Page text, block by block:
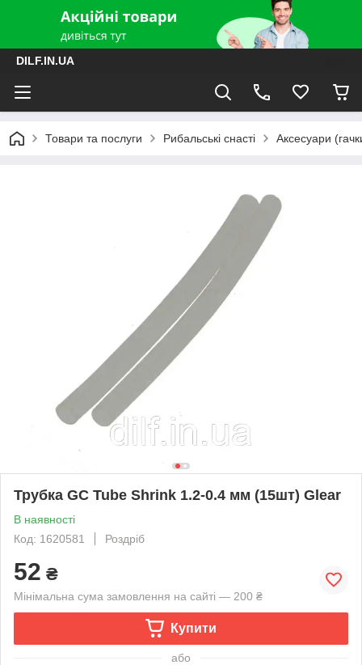
DILF.IN.UA
Товари та послуги Рибальські снасті Аксесуари
Трубка GC Tube Shrink 1.2-0.4 мм (15шт) Glear
В наявності
Код: 1620581
Роздріб
52 ₴
Мінімальна сума замовлення на сайті — 200 ₴
Купити
або